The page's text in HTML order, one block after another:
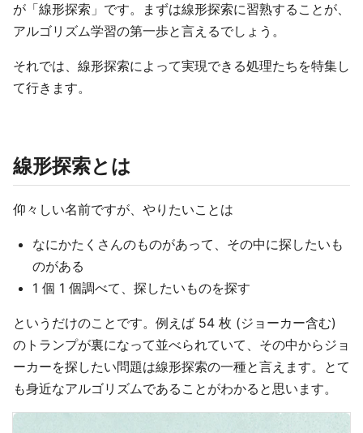
が「線形探索」です。まずは線形探索に習熟することが、
アルゴリズム学習の第一歩と言えるでしょう。
それでは、線形探索によって実現できる処理たちを特集し
て行きます。
線形探索とは
仰々しい名前ですが、やりたいことは
なにかたくさんのものがあって、その中に探したいも
のがある
1 個 1 個調べて、探したいものを探す
というだけのことです。例えば 54 枚 (ジョーカー含む)
のトランプが裏になって並べられていて、その中からジョ
ーカーを探したい問題は線形探索の一種と言えます。とて
も身近なアルゴリズムであることがわかると思います。